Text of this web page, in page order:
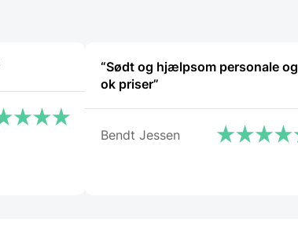
“Sødt og hjælpsom personale og
ok priser”
Bendt Jessen